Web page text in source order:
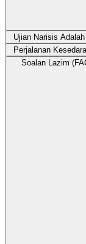
Ujian Narisis
Perjalanan
Soalan Lazim